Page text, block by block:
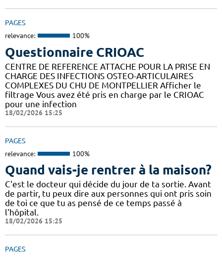
PAGES
relevance: 100%
Questionnaire CRIOAC
CENTRE DE REFERENCE ATTACHE POUR LA PRISE EN
CHARGE DES INFECTIONS OSTEO-ARTICULAIRES
COMPLEXES DU CHU DE MONTPELLIER Afficher le
filtrage Vous avez été pris en charge par le CRIOAC
pour une infection
18/02/2026 15:25
PAGES
relevance: 100%
Quand vais-je rentrer à la maison?
C'est le docteur qui décide du jour de ta sortie. Avant
de partir, tu peux dire aux personnes qui ont pris soin
de toi ce que tu as pensé de ce temps passé à
l'hôpital.
18/02/2026 15:25
PAGES